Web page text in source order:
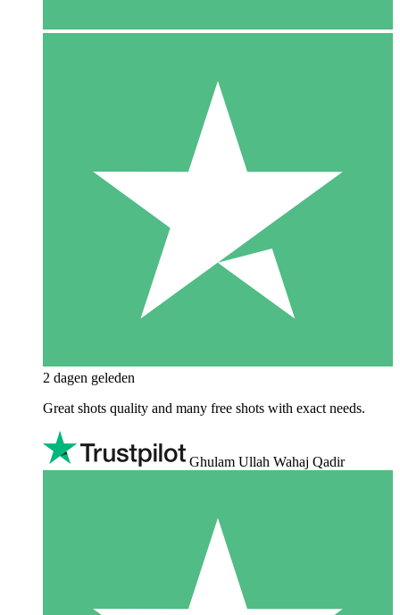
2 dagen geleden
Great shots quality and many free shots with exact needs.
Ghulam Ullah Wahaj Qadir